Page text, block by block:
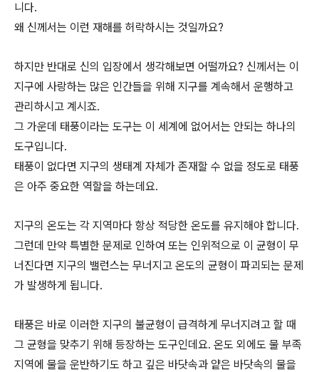
니다.
왜 신께서는 이런 재해를 허락하시는 것일까요?
하지만 반대로 신의 입장에서 생각해보면 어떨까요? 신께서는 이
지구에 사랑하는 많은 인간들을 위해 지구를 계속해서 운행하고
관리하시고 계시죠.
그 가운데 태풍이라는 도구는 이 세계에 없어서는 안되는 하나의
도구입니다.
태풍이 없다면 지구의 생태계 자체가 존재할 수 없을 정도로 태풍
은 아주 중요한 역할을 하는데요.
지구의 온도는 각 지역마다 항상 적당한 온도를 유지해야 합니다.
그런데 만약 특별한 문제로 인하여 또는 인위적으로 이 균형이 무
너진다면 지구의 밸런스는 무너지고 온도의 균형이 파괴되는 문제
가 발생하게 됩니다.
태풍은 바로 이러한 지구의 불균형이 급격하게 무너지려고 할 때
그 균형을 맞추기 위해 등장하는 도구인데요. 온도 외에도 물 부족
지역에 물을 운반하기도 하고 깊은 바닷속과 얕은 바닷속의 물을